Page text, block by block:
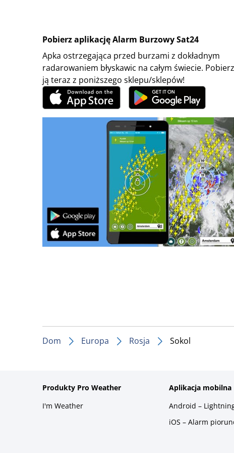
Pobierz aplikację Alarm Burzowy Sat24
Apka ostrzegająca przed burzami z dokładnym
radarowaniem błyskawic na całym świecie. Pobierz
ją teraz z poniższego sklepu/sklepów!
Dom Europa Rosja Sokol
Produkty Pro Weather
I'm Weather
Aplikacja mobilna
Android –
iOS – Alarm